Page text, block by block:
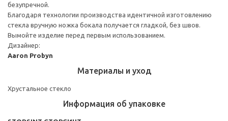
безупречной.
Благодаря технологии производства идентичной изготовлению
стекла вручную ножка бокала получается гладкой, без швов.
Вымойте изделие перед первым использованием.
Дизайнер:
Aaron Probyn
Материалы и уход
Хрустальное стекло
Информация об упаковке